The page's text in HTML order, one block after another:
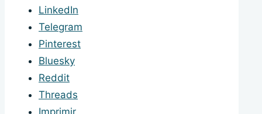
LinkedIn
Telegram
Pinterest
Bluesky
Reddit
Threads